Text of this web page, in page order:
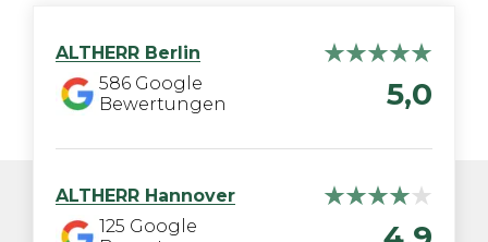
ALTHERR Berlin
586 Google
Bewertungen
5,0
ALTHERR Hannover
125 Google